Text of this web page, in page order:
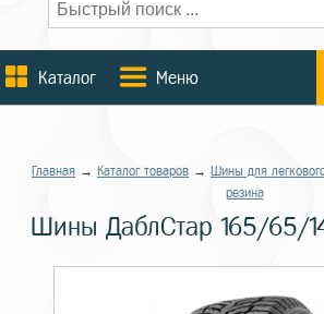
Каталог Меню
Главная → Каталог товаров → Шины для
резина
Шины ДаблСтар 165/65/